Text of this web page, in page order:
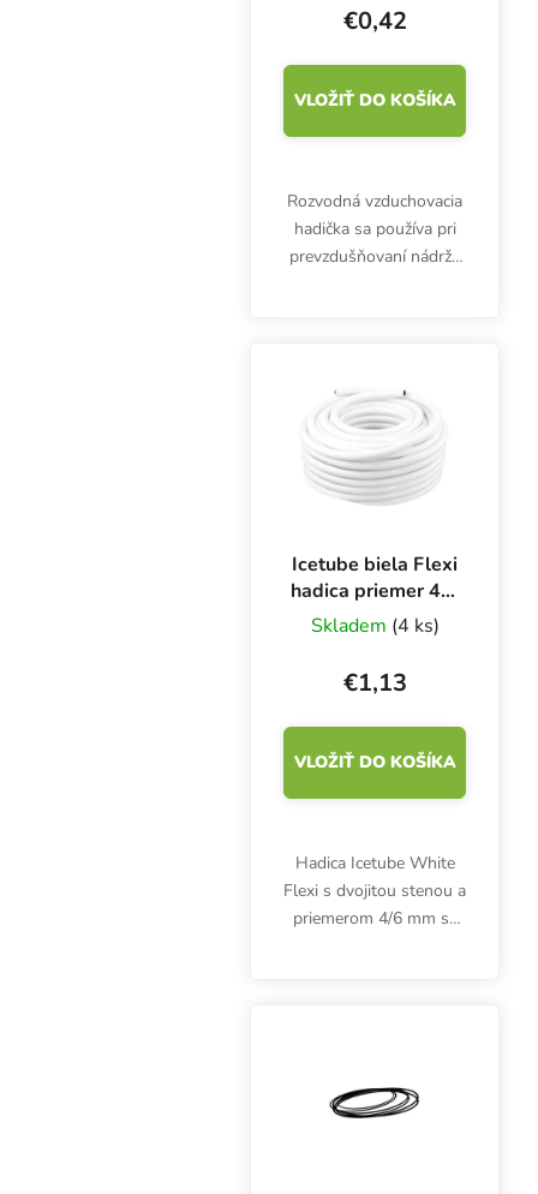
€0,42
VLOŽIŤ DO KOŠÍKA
Rozvodná vzduchovacia
hadička sa používa pri
prevzdušňovaní nádrže
Icetube biela Flexi
hadica priemer 4/6
mm, 1 m
Skladem (4 ks)
€1,13
VLOŽIŤ DO KOŠÍKA
Hadica Icetube White
Flexi s dvojitou stenou a
priemerom 4/6 mm sa
zabraňuje...